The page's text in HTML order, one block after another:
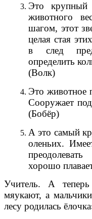
Это крупный
животного
шагом, этот
целая стая
в след
определить
(Волк)
Это животное
Сооружает
(Бобёр)
А это самый
оленьих.
хорошо
Учитель. А теперь
мяукают, а
лесу родилась